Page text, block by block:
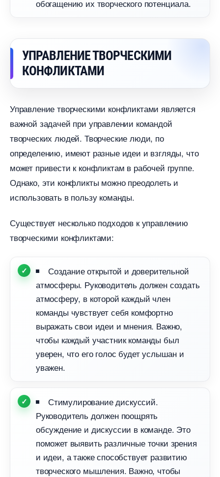
обогащению их творческого потенциала.
УПРАВЛЕНИЕ ТВОРЧЕСКИМИ
КОНФЛИКТАМИ
Управление творческими конфликтами является
ажной задачей при управлении командой
творческих людей. Творческие люди, по
определению, имеют разные идеи и взгляды, что
может привести к конфликтам в рабочей группе.
Однако, эти конфликты можно преодолеть и
использовать в пользу команды.
Существует несколько подходов к управлению
творческими конфликтами:
Создание открытой и доверительной
атмосферы. Руководитель должен создать
атмосферу, в которой каждый член
команды чувствует себя комфортно
ыражать свои идеи и мнения. Важно,
чтобы каждый участник команды был
уверен, что его голос будет услышан и
уважен.
Стимулирование дискуссий.
Руководитель должен поощрять
обсуждение и дискуссии в команде. Это
поможет выявить различные точки зрения
и идеи, а также способствует развитию
творческого мышления. Важно, чтобы